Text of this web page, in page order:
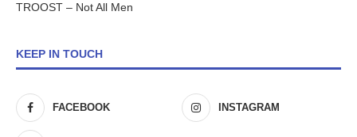
TROOST – Not All Men
KEEP IN TOUCH
FACEBOOK INSTAGRAM